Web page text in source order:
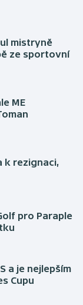
mistryně
ze sportovní
ME
k rezignaci,
pro Paraple
a je nejlepším
Cupu